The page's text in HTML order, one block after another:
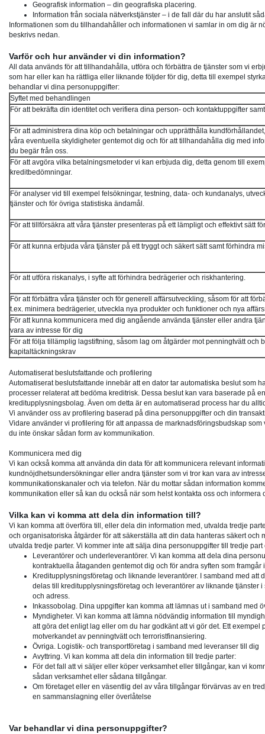
Geografisk information – din geografiska placering.
Information från sociala nätverkstjänster – i de fall där du har anslutit
Informationen som du tillhandahåller och informationen vi samlar in om dig är
beskrivs nedan.
Varför och hur använder vi din information?
All data används för att tillhandahålla, utföra och förbättra de tjänster som vi
som har eller kan ha rättliga eller liknande följder för dig, detta till exempel
behandlar vi dina personuppgifter:
Syftet med behandlingen
För att bekräfta din identitet och verifiera dina person- och kontaktuppgifter
För att administrera dina köp och betalningar och upprätthålla
våra eventuella skyldigheter gentemot dig och för att tillhandahålla dig med
du begär från oss.
För att avgöra vilka betalningsmetoder vi kan erbjuda dig, detta genom till
kreditbedömningar.
För analyser vid till exempel felsökningar, testning, data- och kundanalys,
tjänster och för övriga statistiska ändamål.
För att tillförsäkra att våra tjänster presenteras på ett lämpligt och effektivt sätt
För att kunna erbjuda våra tjänster på ett tryggt och säkert sätt samt förhindra
För att utföra riskanalys, i syfte att förhindra bedrägerier och riskhantering.
För att förbättra våra tjänster och för generell affärsutveckling, såsom för att
t.ex. minimera bedrägerier, utveckla nya produkter och funktioner och nya
För att kunna kommunicera med dig angående använda tjänster eller andra
vara av intresse för dig
För att följa tillämplig lagstiftning, såsom lag om åtgärder mot penningtvätt och
kapitaltäckningskrav
Automatiserat beslutsfattande och profilering
Automatiserat beslutsfattande innebär att en dator tar automatiska beslut som
processer relaterat att bedöma kreditrisk. Dessa beslut kan vara baserade på
kreditupplysningsbolag. Även om detta är en automatiserad process har du
Vi använder oss av profilering baserad på dina personuppgifter och din
Vidare använder vi profilering för att anpassa de marknadsföringsbudskap
du inte önskar sådan form av kommunikation.
Kommunicera med dig
Vi kan också komma att använda din data för att kommunicera relevant
kundnöjdhetsundersökningar eller andra tjänster som vi tror kan vara av
kommunikationskanaler och via telefon. När du mottar sådan information
kommunikation eller så kan du också när som helst kontakta oss och
Vilka kan vi komma att dela din information till?
Vi kan komma att överföra till, eller dela din information med, utvalda tredje
och organisatoriska åtgärder för att säkerställa att din data hanteras säkert
utvalda tredje parter. Vi kommer inte att sälja dina personuppgifter till tredje
Leverantörer och underleverantörer. Vi kan komma att dela dina
kontraktuella åtaganden gentemot dig och för andra syften som
Kreditupplysningsföretag och liknande leverantörer. I samband med att
delas till kreditupplysningsföretag och leverantörer av liknande tjänster
och adress.
Inkassobolag. Dina uppgifter kan komma att lämnas ut i samband med
Myndigheter. Vi kan komma att lämna nödvändig information till
att göra det enligt lag eller om du har godkänt att vi gör det. Ett
motverkandet av penningtvätt och terroristfinansiering.
Övriga. Logistik- och transportföretag i samband med leveranser till dig
Avyttring. Vi kan komma att dela din information till tredje parter:
För det fall att vi säljer eller köper verksamhet eller tillgångar, kan vi
sådan verksamhet eller sådana tillgångar.
Om företaget eller en väsentlig del av våra tillgångar förvärvas av en
en sammanslagning eller överlåtelse
Var behandlar vi dina personuppgifter?